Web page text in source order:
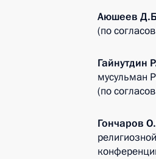
Аюшеев
(по
Гайнутдин
мусульман
(по
Гончаров